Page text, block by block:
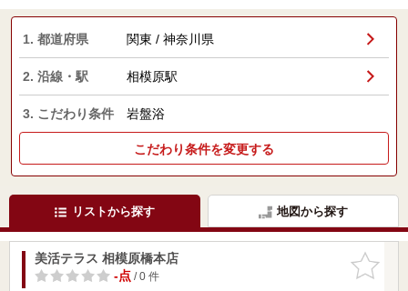
1. 都道府県 関東 / 神奈川県
2. 沿線・駅 相模原駅
3. こだわり条件 岩盤浴
こだわり条件を変更する
リストから探す 地図から探す
お気に入
りに追加
美活テラス 相模原橋本店
-点/ 0 件